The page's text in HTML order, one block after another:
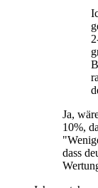
Ja,
10%,
dass